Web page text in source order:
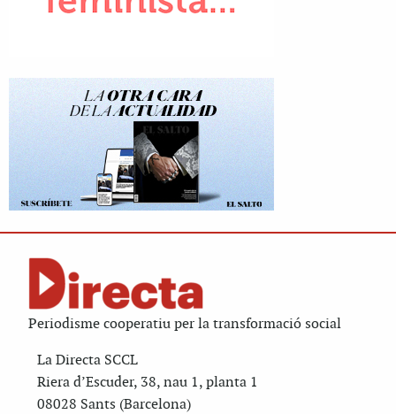
Periodisme cooperatiu per la transformació social
La Directa SCCL
Riera d’Escuder, 38, nau 1, planta 1
08028 Sants (Barcelona)